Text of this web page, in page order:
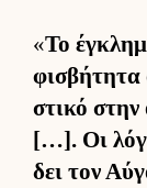
«Το
φισβήτητα
στικό
[…]. Οι
δει τον